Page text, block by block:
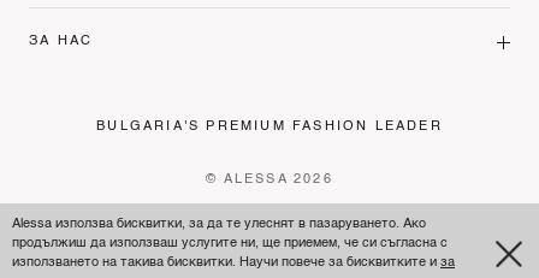
Alessa използва бисквитки, за да те улеснят в пазаруването. Ако
продължиш да използваш услугите ни, ще приемем, че си съгласна с
използването на такива бисквитки. Научи повече за бисквитките и за
ЗА НАС
BULGARIA'S PREMIUM FASHION LEADER
© ALESSA 2026